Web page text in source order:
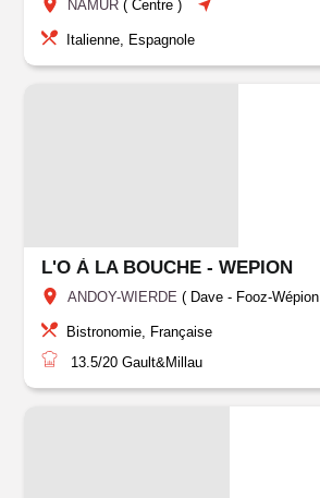
NAMUR (Centre )
Italienne, Espagnole
L'O À LA BOUCHE - WEPION
ANDOY-WIERDE ( Dave - Fooz-Wépion
Bistronomie, Française
13.5/20 Gault&Millau